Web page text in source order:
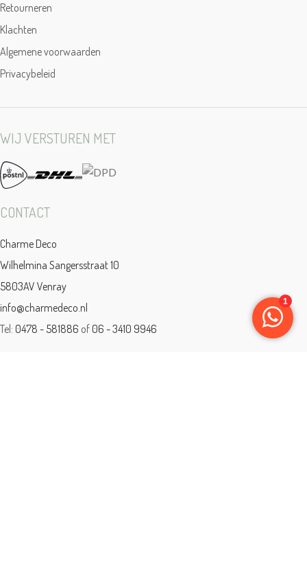
Retourneren
Klachten
Algemene voorwaarden
Privacybeleid
WIJ VERSTUREN MET
CONTACT
Charme Deco
Wilhelmina Sangersstraat 10
5803AV Venray
info@charmedeco.nl
Tel: 0478 - 581886 of 06 - 3410 9946